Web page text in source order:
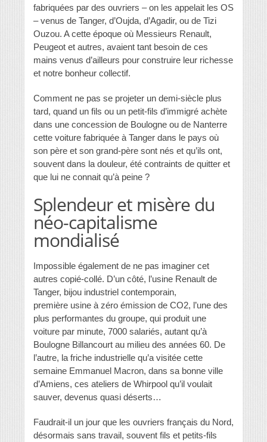
fabriquées par des ouvriers – on les appelait les OS
– venus de Tanger, d’Oujda, d’Agadir, ou de Tizi
Ouzou. A cette époque où Messieurs Renault,
Peugeot et autres, avaient tant besoin de ces
mains venus d’ailleurs pour construire leur richesse
et notre bonheur collectif.
Comment ne pas se projeter un demi-siècle plus
tard, quand un fils ou un petit-fils d’immigré achète
dans une concession de Boulogne ou de Nanterre
cette voiture fabriquée à Tanger dans le pays où
son père et son grand-père sont nés et qu’ils ont,
souvent dans la douleur, été contraints de quitter et
que lui ne connait qu’à peine ?
Splendeur et misère du
néo-capitalisme
mondialisé
Impossible également de ne pas imaginer cet
autres copié-collé. D’un côté, l’usine Renault de
Tanger, bijou industriel contemporain,
première usine à zéro émission de CO2, l’une des
plus performantes du groupe, qui produit une
voiture par minute, 7000 salariés, autant qu’à
Boulogne Billancourt au milieu des années 60. De
l’autre, la friche industrielle qu’a visitée cette
semaine Emmanuel Macron, dans sa bonne ville
d’Amiens, ces ateliers de Whirpool qu’il voulait
sauver, devenus quasi déserts…
Faudrait-il un jour que les ouvriers français du Nord,
désormais sans travail, souvent fils et petits-fils